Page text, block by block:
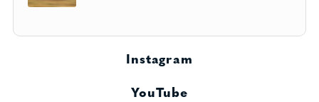
Instagram
YouTube